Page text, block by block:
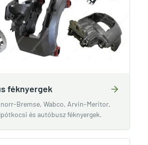
féknyergek
Bremse, Wabco, Arvin-Meritor,
és autóbusz féknyergek.